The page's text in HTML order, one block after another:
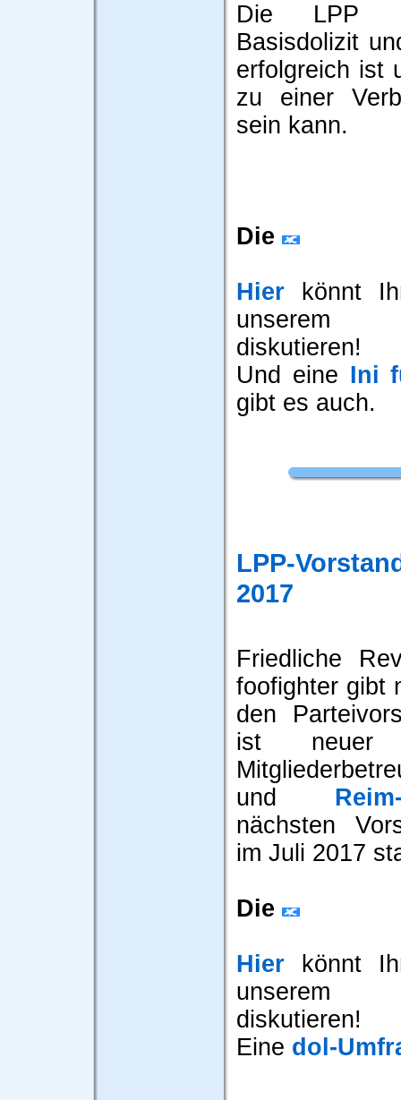
Die LPP
Basisdolizit
erfolgreich ist
zu einer
sein kann.
Die
Hier könnt
unserem
diskutieren!
Und eine Ini
gibt es auch.
LPP-
2017
Friedliche
foofighter gibt
den
ist neuer
und
nächsten
im Juli 2017
Die
Hier könnt
unserem
diskutieren!
Eine dol-